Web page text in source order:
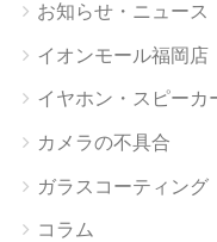
お知らせ・ニュース
イオンモール福岡店
イヤホン・スピーカ
カメラの不具合
ガラスコーティング
コラム